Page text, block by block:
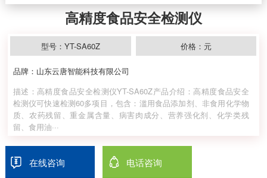
高精度食品安全检测仪
型号：YT-SA60Z 价格：元
品牌：山东云唐智能科技有限公司
描述：高精度食品安全检测仪YT-SA60Z产品介绍：高精度食品安全
检测仪可快速检测60多项目，包含：滥用食品添加剂、非食用化学物
质、农药残留、重金属含量、病害肉成分、营养强化剂、化学类残
留、食用油···
在线咨询 电话咨询